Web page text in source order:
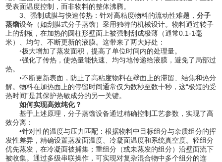
受表面温度控制，而非物料的整体沸腾。
3、强制成膜与快速传热：针对高粘度物料的流动性难题，分子
蒸馏设备（如刮膜式分子蒸馏）采用独特的机械设计。物料通过转子
上的刮板，在加热的圆柱形壁面上被强制刮成极薄（通常0.1-1毫
米）、均匀、不断更新的液膜。这带来了两大好处：
◦极大增加了蒸发面积，提高了单位时间内的处理量。
◦强化了传热，使热量能快速、均匀地传递给液膜，避免了局部过
热。
◦不断更新表面，防止了高粘度物料在壁面上的滞留、结焦和热分
解。物料在加热面上的停留时间通常仅为数秒至数十秒，这“极短的受
热时间”是其保护热敏成分的另一关键。
如何实现高效纯化？
基于上述原理，分子蒸馏设备通过精确控制工艺参数，实现了高
效分离：
•针对性的温度与压力匹配：根据物料中目标组分与杂质组分的挥
发性差异，精确设置蒸发面温度、冷凝面温度和系统真空度。轻组分
优先蒸发，在冷凝面被捕集；重组分（或未蒸发的组分）沿壁面流下
被收集。通过多级串联操作，可实现对复杂混合物中多个组分的连